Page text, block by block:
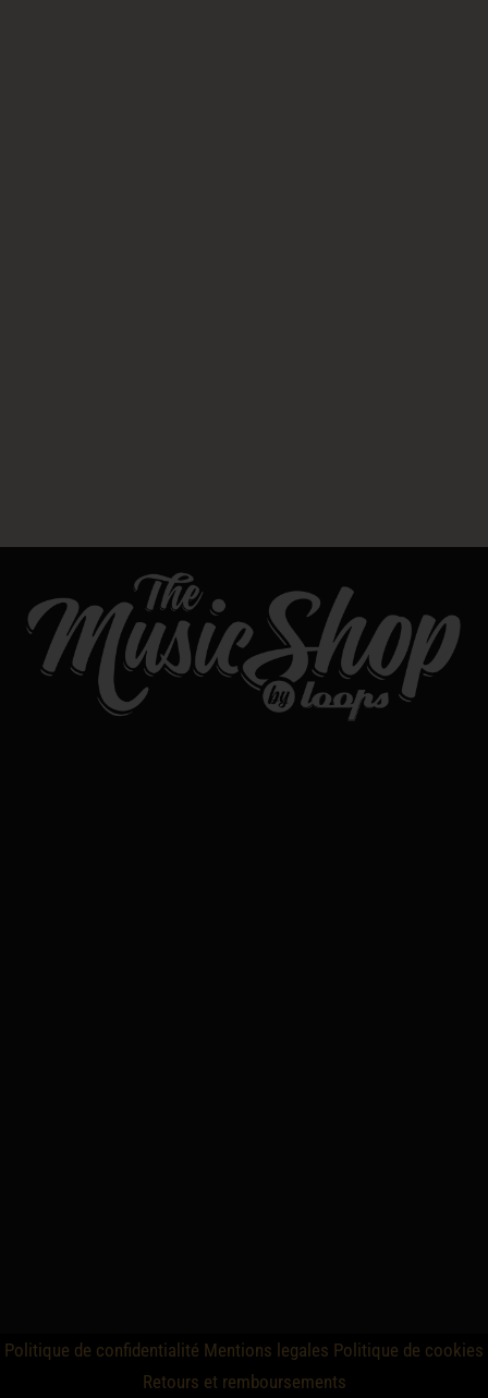
Politique de confidentialité Mentions legales Politique de cookies
Retours et remboursements